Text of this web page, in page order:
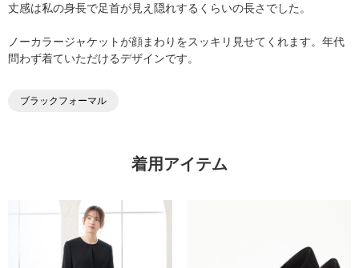
丈感は私の身長で足首が見え隠れするくらいの長さでした。
ノーカラージャケットが顔まわりをスッキリ見せてくれます。年代
問わず着ていただけるデザインです。
ブラックフォーマル
着用アイテム